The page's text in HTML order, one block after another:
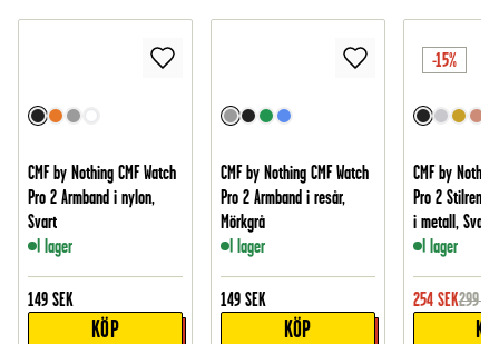
CMF by Nothing CMF Watch
Pro 2 Armband i nylon,
Svart
I lager
149 SEK
KÖP
CMF by Nothing CMF Watch
Pro 2 Armband i resår,
Mörkgrå
I lager
149 SEK
KÖP
-15%
CMF by
Pro 2 Stilrent
i metall, Svart
I lager
254 SEK299